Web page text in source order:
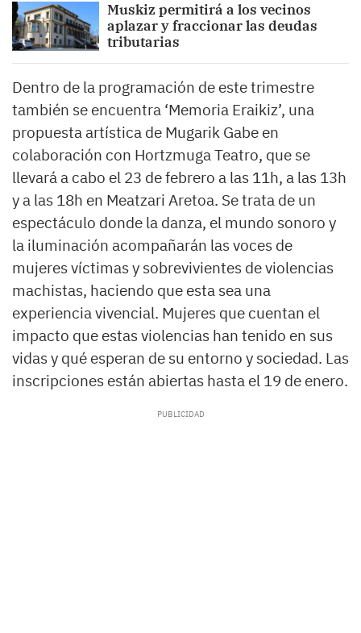
Muskiz permitirá a los vecinos
aplazar y fraccionar las deudas
tributarias
Dentro de la programación de este trimestre
también se encuentra ‘Memoria Eraikiz’, una
propuesta artística de Mugarik Gabe en
colaboración con Hortzmuga Teatro, que se
llevará a cabo el 23 de febrero a las 11h, a las 13h
y a las 18h en Meatzari Aretoa. Se trata de un
espectáculo donde la danza, el mundo sonoro y
la iluminación acompañarán las voces de
mujeres víctimas y sobrevivientes de violencias
machistas, haciendo que esta sea una
experiencia vivencial. Mujeres que cuentan el
impacto que estas violencias han tenido en sus
vidas y qué esperan de su entorno y sociedad. Las
inscripciones están abiertas hasta el 19 de enero.